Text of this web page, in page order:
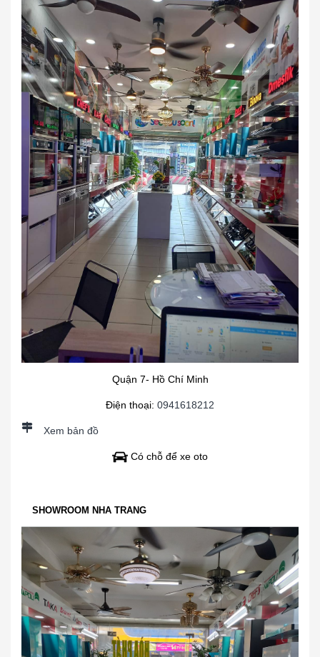
Quận 7- Hồ Chí Minh
Điện thoại: 0941618212
Xem bản đồ
Có chỗ để xe oto
SHOWROOM NHA TRANG